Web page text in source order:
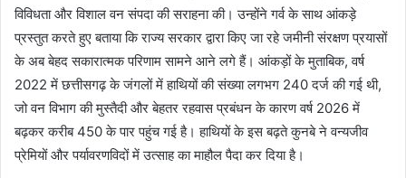
विविधता और विशाल वन संपदा की सराहना की। उन्होंने गर्व के साथ आंकड़े
प्रस्तुत करते हुए बताया कि राज्य सरकार द्वारा किए जा रहे जमीनी संरक्षण प्रयासों
के अब बेहद सकारात्मक परिणाम सामने आने लगे हैं। आंकड़ों के मुताबिक, वर्ष
2022 में छत्तीसगढ़ के जंगलों में हाथियों की संख्या लगभग 240 दर्ज की गई थी,
जो वन विभाग की मुस्तैदी और बेहतर रहवास प्रबंधन के कारण वर्ष 2026 में
बढ़कर करीब 450 के पार पहुंच गई है। हाथियों के इस बढ़ते कुनबे ने वन्यजीव
प्रेमियों और पर्यावरणविदों में उत्साह का माहौल पैदा कर दिया है।